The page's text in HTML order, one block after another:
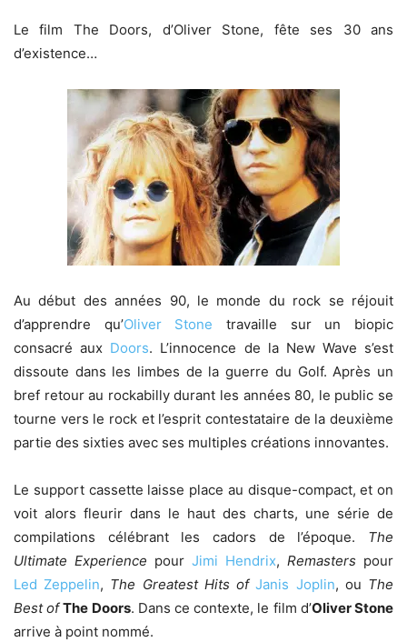
Le film The Doors, d’Oliver Stone, fête ses 30 ans
d’existence…
Au début des années 90, le monde du rock se réjouit
d’apprendre qu’Oliver Stone travaille sur un biopic
consacré aux Doors. L’innocence de la New Wave s’est
dissoute dans les limbes de la guerre du Golf. Après un
bref retour au rockabilly durant les années 80, le public se
tourne vers le rock et l’esprit contestataire de la deuxième
partie des sixties avec ses multiples créations innovantes.
Le support cassette laisse place au disque-compact, et on
voit alors fleurir dans le haut des charts, une série de
compilations célébrant les cadors de l’époque. The
Ultimate Experience pour Jimi Hendrix, Remasters pour
Led Zeppelin, The Greatest Hits of Janis Joplin, ou The
Best ofThe Doors. Dans ce contexte, le film d’Oliver Stone
arrive à point nommé.